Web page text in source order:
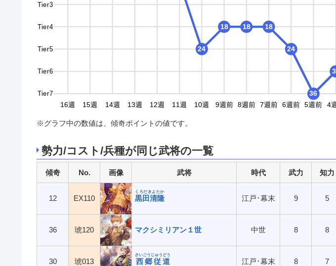
Tier3
Tier4
Tier5
Tier6
Tier7
16週 15週 14週 13週 12週 11週 10週 9週前 8週前 7週前 6週前 5週前 4
24
18 18 18
24
36
※グラフ中の数値は、傾奇ポイントの値です。
勢力/コスト/兵種が同じ武将の一覧
傾奇 No. 画像 武将 時代 武力 知力
12 EX110 黒田清隆
くろだきよたか
江戸･幕末 9 5
36 琥120 マクシミリアン１世 中世 8 8
30 琥013 西郷従道
さいごうじゅうどう
江戸･幕末 8 7